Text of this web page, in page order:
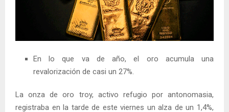
En lo que va de año, el oro acumula una
revalorización de casi un 27%.
La onza de oro troy, activo refugio por antonomasia,
registraba en la tarde de este viernes un alza de un 1,4%,